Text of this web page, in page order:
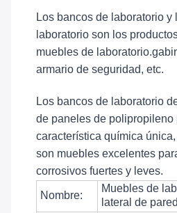
Los bancos de laboratorio y
laboratorio son los
muebles de
armario de seguridad, etc.
Los bancos de laboratorio
de paneles de polipropileno
característica química
son muebles excelentes
corrosivos fuertes y leves.
Nombre:
Muebles de
lateral de pared